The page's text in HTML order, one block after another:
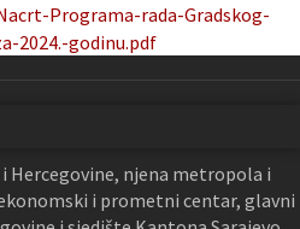
Programa-rada-Gradskog-
2024.-godinu.pdf
Hercegovine, njena metropola i
i prometni centar, glavni